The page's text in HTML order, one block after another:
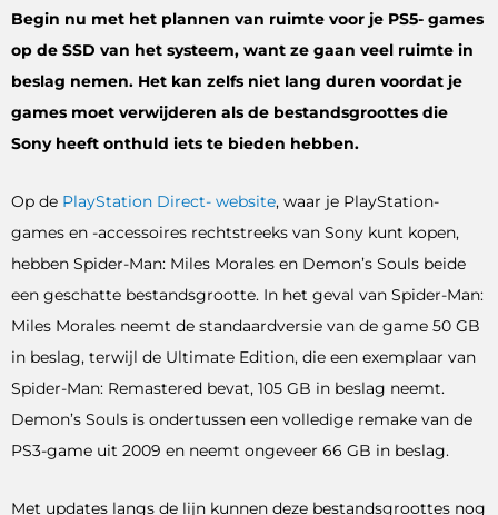
Begin nu met het plannen van ruimte voor je PS5- games
op de SSD van het systeem, want ze gaan veel ruimte in
beslag nemen. Het kan zelfs niet lang duren voordat je
games moet verwijderen als de bestandsgroottes die
Sony heeft onthuld iets te bieden hebben.
Op de PlayStation Direct- website, waar je PlayStation-
games en -accessoires rechtstreeks van Sony kunt kopen,
hebben Spider-Man: Miles Morales en Demon’s Souls beide
een geschatte bestandsgrootte. In het geval van Spider-Man:
Miles Morales neemt de standaardversie van de game 50 GB
in beslag, terwijl de Ultimate Edition, die een exemplaar van
Spider-Man: Remastered bevat, 105 GB in beslag neemt.
Demon’s Souls is ondertussen een volledige remake van de
PS3-game uit 2009 en neemt ongeveer 66 GB in beslag.
Met updates langs de lijn kunnen deze bestandsgroottes nog